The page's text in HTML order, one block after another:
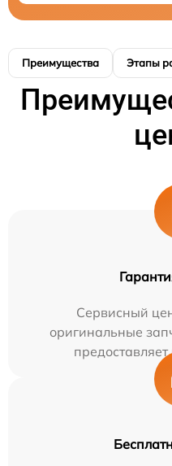
Преимущества Этапы
Сервисный
оригинальные